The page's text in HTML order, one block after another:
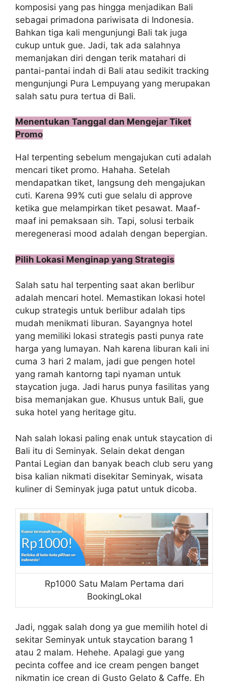
komposisi yang pas hingga menjadikan Bali
sebagai primadona pariwisata di Indonesia.
Bahkan tiga kali mengunjungi Bali tak juga
cukup untuk gue. Jadi, tak ada salahnya
memanjakan diri dengan terik matahari di
pantai-pantai indah di Bali atau sedikit tracking
mengunjungi Pura Lempuyang yang merupakan
salah satu pura tertua di Bali.
Menentukan Tanggal dan Mengejar Tiket
Promo
Hal terpenting sebelum mengajukan cuti adalah
mencari tiket promo. Hahaha. Setelah
mendapatkan tiket, langsung deh mengajukan
cuti. Karena 99% cuti gue selalu di approve
ketika gue melampirkan tiket pesawat. Maaf-
maaf ini pemaksaan sih. Tapi, solusi terbaik
meregenerasi mood adalah dengan bepergian.
Pilih Lokasi Menginap yang Strategis
Salah satu hal terpenting saat akan berlibur
adalah mencari hotel. Memastikan lokasi hotel
cukup strategis untuk berlibur adalah tips
mudah menikmati liburan. Sayangnya hotel
yang memiliki lokasi strategis pasti punya rate
harga yang lumayan. Nah karena liburan kali ini
cuma 3 hari 2 malam, jadi gue pengen hotel
yang ramah kantorng tapi nyaman untuk
staycation juga. Jadi harus punya fasilitas yang
bisa memanjakan gue. Khusus untuk Bali, gue
suka hotel yang heritage gitu.
Nah salah lokasi paling enak untuk staycation di
Bali itu di Seminyak. Selain dekat dengan
Pantai Legian dan banyak beach club seru yang
bisa kalian nikmati disekitar Seminyak, wisata
kuliner di Seminyak juga patut untuk dicoba.
Rp1000 Satu Malam Pertama dari
BookingLokal
Jadi, nggak salah dong ya gue memilih hotel di
sekitar Seminyak untuk staycation barang 1
atau 2 malam. Hehehe. Apalagi gue yang
pecinta coffee and ice cream pengen banget
nikmatin ice crean di Gusto Gelato & Caffe. Eh